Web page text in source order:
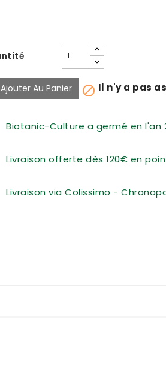
Ajouter Au Panier  Il n'y a pas
Biotanic-Culture a germé en l'an
Livraison offerte dès 120€ en
Livraison via Colissimo -